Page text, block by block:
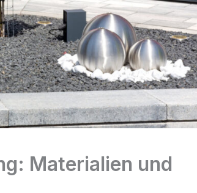
Materialien und